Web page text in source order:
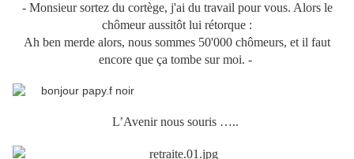
- Monsieur sortez du cortège, j'ai du travail pour vous. Alors le
chômeur aussitôt lui rétorque :
Ah ben merde alors, nous sommes 50'000 chômeurs, et il faut
encore que ça tombe sur moi. -
L’Avenir nous souris …..